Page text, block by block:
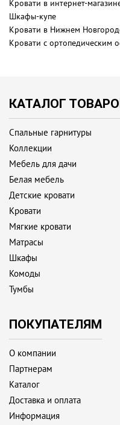
Кровати в интернет-
Шкафы-купе
Кровати в Нижнем
Кровати с ортопедическим
ПОКУПАТЕЛЯМ
О компании
Партнерам
Каталог
Доставка и оплата
Информация
КАТАЛОГ
Спальные гарнитуры
Коллекции
Мебель для дачи
Белая мебель
Детские кровати
Кровати
Мягкие кровати
Матрасы
Шкафы
Комоды
Тумбы